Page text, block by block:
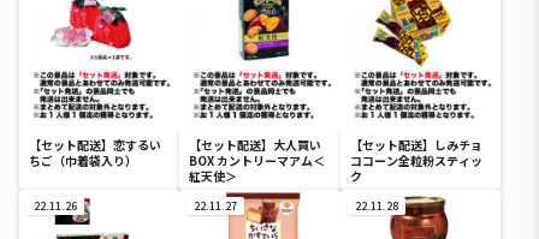
【セット配送】恋するい
ちご（巾着袋入り）
【セット配送】大人買い
BOX カントリーマアム＜
紅天使＞
【セット配送】しみチョ
ココーン全粒粉スティッ
ク
22.11.26 22.11.27 22.11.28